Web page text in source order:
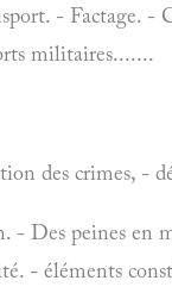
- Factage.
militaires.......
des crimes, -
Des peines en
- éléments